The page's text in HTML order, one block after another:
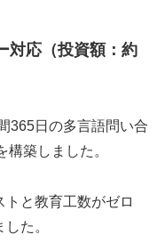
対応（投資額：約
365日の多言語問い合
築しました。
と教育工数がゼロ
た。